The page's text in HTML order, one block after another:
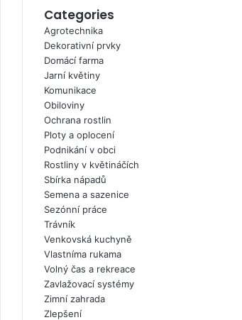
Categories
Agrotechnika
Dekorativní prvky
Domácí farma
Jarní květiny
Komunikace
Obiloviny
Ochrana rostlin
Ploty a oplocení
Podnikání v obci
Rostliny v květináčích
Sbírka nápadů
Semena a sazenice
Sezónní práce
Trávník
Venkovská kuchyně
Vlastníma rukama
Volný čas a rekreace
Zavlažovací systémy
Zimní zahrada
Zlepšení